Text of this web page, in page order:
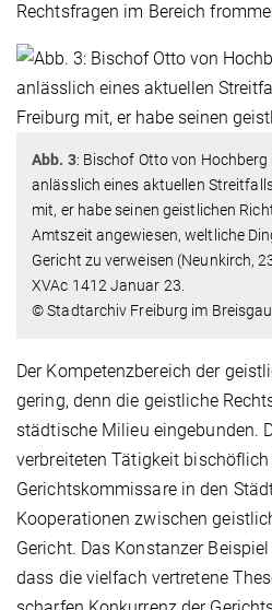
Rechtsfragen im Bereich
Abb. 3: Bischof Otto von
anlässlich eines aktuellen
mit, er habe seinen geistlichen
Amtszeit angewiesen, weltliche
Gericht zu verweisen (Neunkirch,
XVAc 1412 Januar 23.
© Stadtarchiv Freiburg im Breisgau
Der Kompetenzbereich der
gering, denn die geistliche
städtische Milieu eingebunden.
verbreiteten Tätigkeit
Gerichtskommissare in den
Kooperationen zwischen
Gericht. Das Konstanzer
dass die vielfach vertretene